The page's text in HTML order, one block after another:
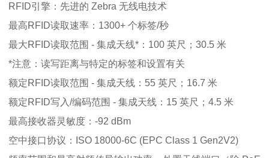
RFID引擎：先进的 Zebra 无线电技术
最高RFID读取速率：1300+ 个标签/秒
最大RFID读取范围 - 集成天线*：100 英尺；30.5 米
*注意：读写距离与特定的标签和设置有关
额定RFID读取范围 - 集成天线：55 英尺；16.7 米
额定RFID写入/编码范围 - 集成天线：15 英尺；4.5 米
最高接收器灵敏度：-92 dBm
空中接口协议：ISO 18000-6C (EPC Class 1 Gen2V2)